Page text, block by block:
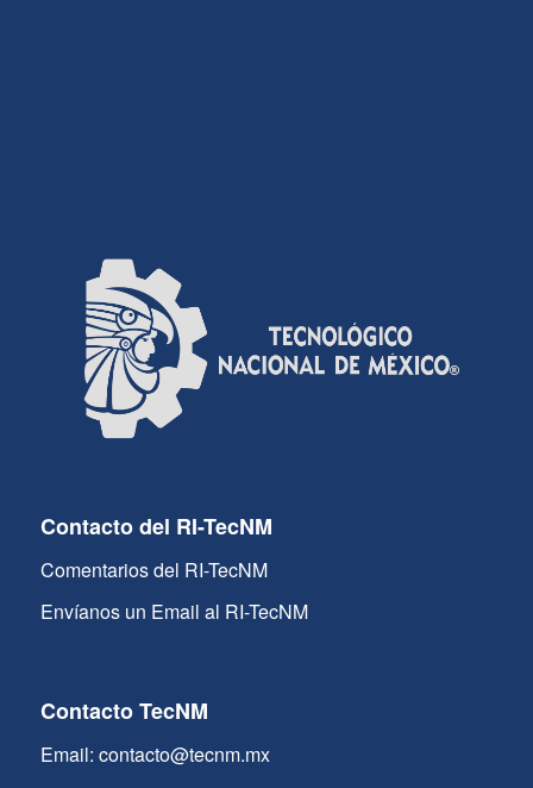
Contacto del RI-TecNM
Comentarios del RI-TecNM
Envíanos un Email al RI-TecNM
Contacto TecNM
Email: contacto@tecnm.mx